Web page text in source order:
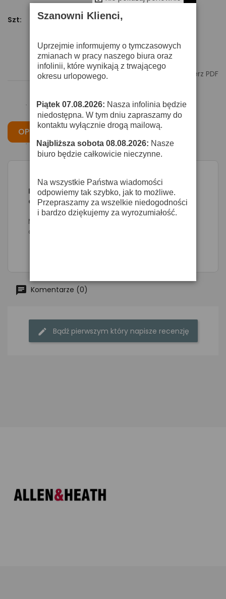
Szt:
Pobierz PDF
OPIS CECHY OPINIE
Electro-Voice RE 27 N/D - mikrofon
dynamiczny
Mikrofon studyjny, wokalowy / instrumentalny,
dynamiczny, neodymowy, kardioida
Komentarze (0)
Bądź pierwszym który napisze recenzję
Szanowni Klienci,
Uprzejmie informujemy o tymczasowych
zmianach w pracy naszego biura oraz
infolinii, które wynikają z trwającego
okresu urlopowego.
· Piątek 07.08.2026: Nasza infolinia będzie
niedostępna. W tym dniu zapraszamy do
kontaktu wyłącznie drogą mailową.
· Najbliższa sobota 08.08.2026: Nasze
biuro będzie całkowicie nieczynne.
Na wszystkie Państwa wiadomości
odpowiemy tak szybko, jak to możliwe.
Przepraszamy za wszelkie niedogodności
i bardzo dziękujemy za wyrozumiałość.